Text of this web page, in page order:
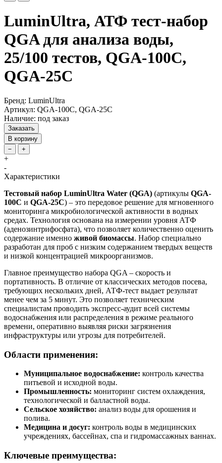
LuminUltra, АТФ тест-набор
QGA для анализа воды,
25/100 тестов, QGA-100C,
QGA-25C
Бренд: LuminUltra
Артикул: QGA-100C, QGA-25C
Наличие: под заказ
Заказать
В корзину
−
+
+
-
Характеристики
Тестовый набор LuminUltra Water (QGA) (артикулы QGA-
100C и QGA-25C) – это передовое решение для мгновенного
мониторинга микробиологической активности в водных
средах. Технология основана на измерении уровня АТФ
(аденозинтрифосфата), что позволяет количественно оценить
содержание именно живой биомассы. Набор специально
разработан для проб с низким содержанием твердых веществ
и низкой концентрацией микроорганизмов.
Главное преимущество набора QGA – скорость и
портативность. В отличие от классических методов посева,
требующих нескольких дней, АТФ-тест выдает результат
менее чем за 5 минут. Это позволяет техническим
специалистам проводить экспресс-аудит всей системы
водоснабжения или распределения в режиме реального
времени, оперативно выявляя риски загрязнения
инфраструктуры или угрозы для потребителей.
Области применения:
Муниципальное водоснабжение: контроль качества
питьевой и исходной воды.
Промышленность: мониторинг систем охлаждения,
технологической и балластной воды.
Сельское хозяйство: анализ воды для орошения и
полива.
Медицина и досуг: контроль воды в медицинских
учреждениях, бассейнах, спа и гидромассажных ваннах.
Ключевые преимущества: